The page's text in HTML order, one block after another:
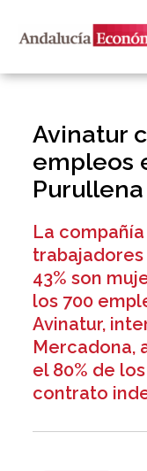
Avinatur
empleos
La
43% son
los 700
Avinatur,
Mercadona,
el 80% de
contrato